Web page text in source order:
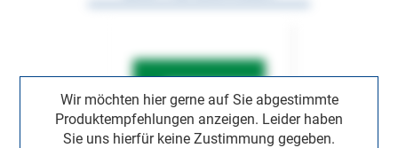
Wir möchten hier gerne auf Sie abgestimmte
Produktempfehlungen anzeigen. Leider haben
Sie uns hierfür keine Zustimmung gegeben.